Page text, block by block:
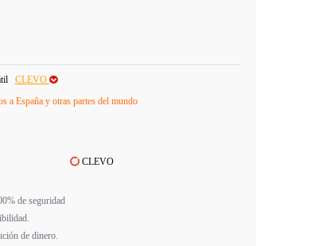
CLEVO
a España y otras partes del mundo
CLEVO
de seguridad
de dinero.